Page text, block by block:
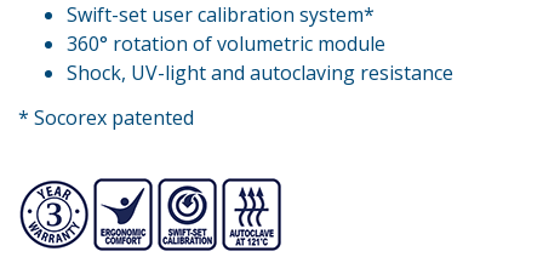
Swift-set user calibration system*
360° rotation of volumetric module
Shock, UV-light and autoclaving resistance
* Socorex patented